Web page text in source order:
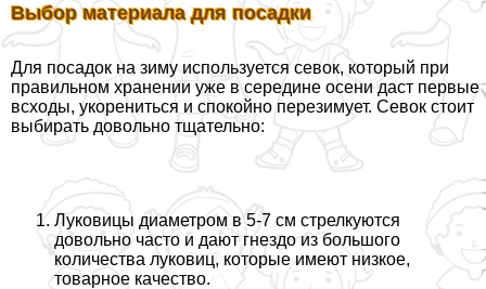
Выбор материала для посадки
Для посадок на зиму используется севок, который при
правильном хранении уже в середине осени даст первые
всходы, укорениться и спокойно перезимует. Севок стоит
выбирать довольно тщательно:
Луковицы диаметром в 5-7 см стрелкуются
довольно часто и дают гнездо из большого
количества луковиц, которые имеют низкое,
товарное качество.